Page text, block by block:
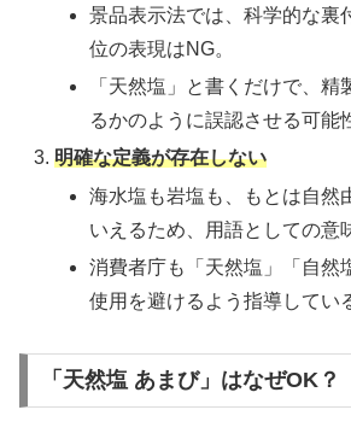
景品表示法では、科学的な裏
位の表現はNG。
「天然塩」と書くだけで、精
るかのように誤認させる可能
明確な定義が存在しない
海水塩も岩塩も、もとは自然
いえるため、用語としての意
消費者庁も「天然塩」「自然
使用を避けるよう指導してい
「天然塩 あまび」はなぜOK？